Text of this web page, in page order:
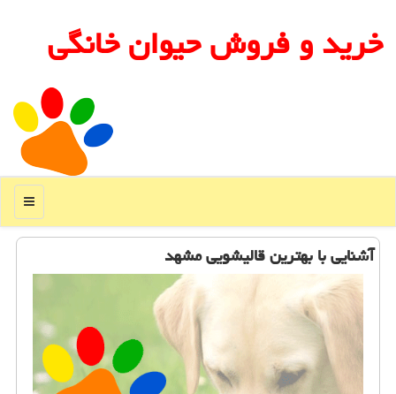
خرید و فروش حیوان خانگی
منو
آشنایی با بهترین قالیشویی مشهد